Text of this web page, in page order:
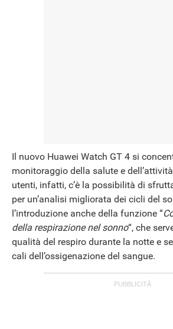
Il nuovo Huawei Watch GT 4 si
monitoraggio della salute e
utenti, infatti, c’è la possibilità di
per un’analisi migliorata dei cicli del
l’introduzione anche della funzione “
della respirazione nel sonno“, che
qualità del respiro durante la notte e
cali dell’ossigenazione del sangue.